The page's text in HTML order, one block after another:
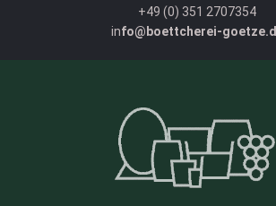
+49 (0) 351 2707354
info@boettcherei-